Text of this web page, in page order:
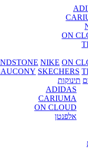
ON
NIKE ON
SKECHERS
תינוקות
ADIDAS
CARIUMA
ON CLOUD
אלפנטן